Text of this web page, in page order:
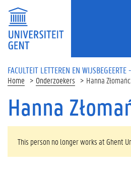
Overslaan en naar de inhoud gaan
FACULTEIT LETTEREN EN WIJSBEGEERTE
Home Onderzoekers Hanna
Hanna
WAARSCHUWINGSBERICHT
This person no longer works at Ghent